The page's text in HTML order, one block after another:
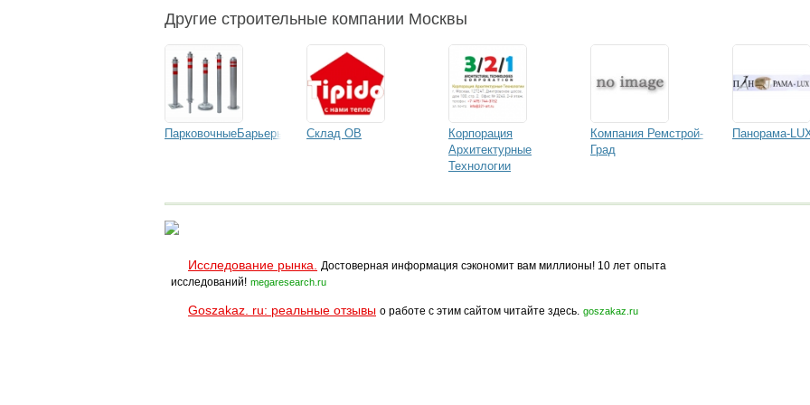
Другие строительные компании Москвы
ПарковочныеБарьеры.рф Склад ОВ
Корпорация
Архитектурные
Технологии
Компания Ремстрой-
Град
Панорама-
Исследование рынка.
Достоверная информация сэкономит вам миллионы! 10 лет опыта
исследований! megaresearch.ru
Goszakaz. ru: реальные отзывы о работе с этим сайтом читайте здесь. goszakaz.ru